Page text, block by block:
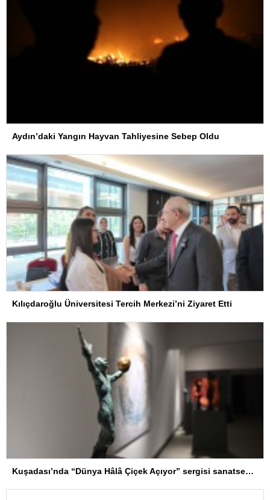
Aydın’daki Yangın Hayvan Tahliyesine Sebep Oldu
Kılıçdaroğlu Üniversitesi Tercih Merkezi’ni Ziyaret Etti
Kuşadası’nda “Dünya Hâlâ Çiçek Açıyor” sergisi sanatseverlerle buluşuyor